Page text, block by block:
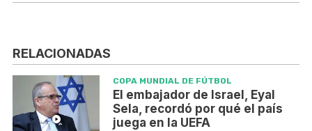
RELACIONADAS
COPA MUNDIAL DE FÚTBOL
El embajador de Israel, Eyal
Sela, recordó por qué el país
juega en la UEFA